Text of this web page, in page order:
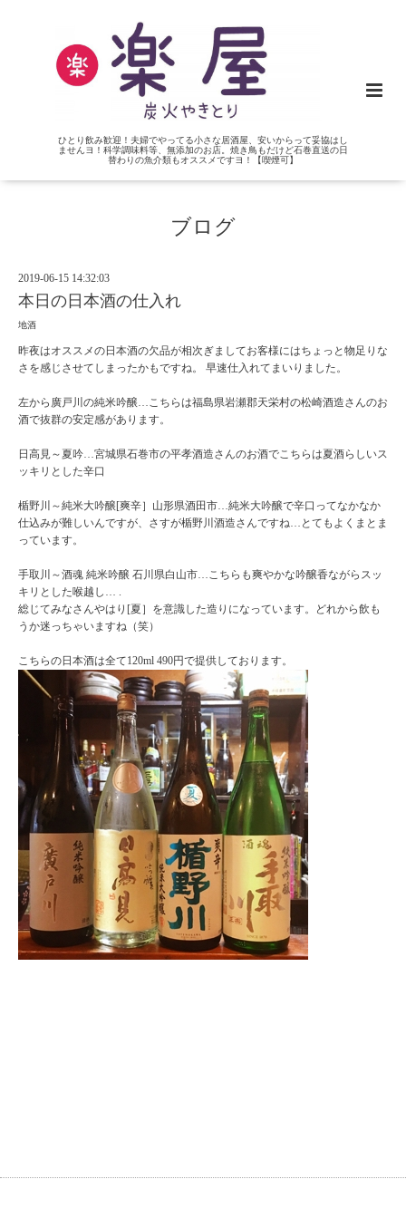
ひとり飲み歓迎！夫婦でやってる小さな居酒屋、安いからって妥協はし
ませんヨ！科学調味料等、無添加のお店。焼き鳥もだけど石巻直送の日
替わりの魚介類もオススメですヨ！【喫煙可】
ブログ
2019-06-15 14:32:03
本日の日本酒の仕入れ
地酒
昨夜はオススメの日本酒の欠品が相次ぎましてお客様にはちょっと物足りな
さを感じさせてしまったかもですね。 早速仕入れてまいりました。
左から廣戸川の純米吟醸…こちらは福島県岩瀬郡天栄村の松崎酒造さんのお
酒で抜群の安定感があります。
日高見～夏吟…宮城県石巻市の平孝酒造さんのお酒でこちらは夏酒らしいス
ッキリとした辛口
楯野川～純米大吟醸[爽辛］山形県酒田市…純米大吟醸で辛口ってなかなか
仕込みが難しいんですが、さすが楯野川酒造さんですね…とてもよくまとま
っています。
手取川～酒魂 純米吟醸 石川県白山市…こちらも爽やかな吟醸香ながらスッ
キリとした喉越し… .
総じてみなさんやはり[夏］を意識した造りになっています。どれから飲も
うか迷っちゃいますね（笑）
こちらの日本酒は全て120ml 490円で提供しております。